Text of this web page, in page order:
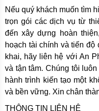
Nếu quý khách muốn tìm
trọn gói các dịch vụ từ
đến xây dựng hoàn
hoạch tài chính và tiến
khai, hãy liên hệ với An
và tận tâm. Chúng tôi
hành trình kiến tạo một
và bền vững. Xin chân
THÔNG TIN LIÊN HỆ